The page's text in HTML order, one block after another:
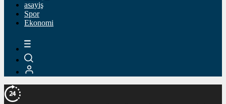
asayiş
Spor
Ekonomi